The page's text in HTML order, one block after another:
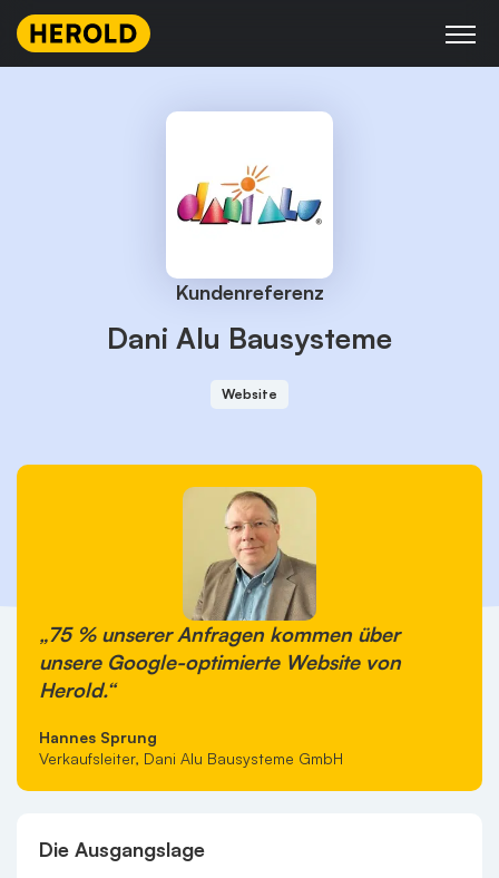
Kundenreferenz
Dani Alu Bausysteme
Website
„75 % unserer Anfragen kommen über
unsere Google-optimierte Website von
Herold.“
Hannes Sprung
Verkaufsleiter, Dani Alu Bausysteme GmbH
Die Ausgangslage